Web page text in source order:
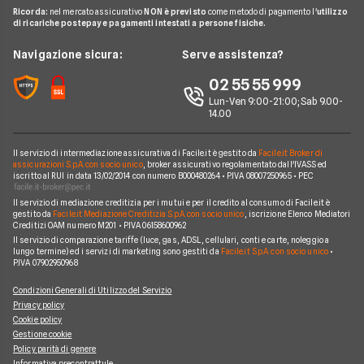
Noleggio Lungo Termine
News
Chi siamo
Perché scegliere Facile.it
Mappa del sito
Offerte SIM solo dati
Offerte PosteMobile
Offerte Iliad
Offerte Ho Mobile
Offerte Very Mobile
Offerte Coop Voce
Compagnie Telefoniche
Notizie Telefonia
Argomenti in evidenza Telefonia
Cambiare operatore telefonico
Ricorda: nel mercato assicurativoNON è previsto come metodo di pagamento l'utilizzo
di ricariche postepay e pagamenti intestati a persone fisiche.
Navigazione sicura: Serve assistenza?
02 55 55 999
Lun-Ven 9:00-21:00; Sab 9.00-
14.00
Il servizio di intermediazione assicurativa di Facile.it è gestito da Facile.it Broker di
assicurazioni S.p.A. con socio unico, broker assicurativo regolamentato dall'IVASS ed
iscritto al RUI in data 13/02/2014 con numero B000480264 • P.IVA 08007250965 • PEC
Il servizio di mediazione creditizia per i mutui e per il credito al consumo di Facile.it è
gestito da Facile.it Mediazione Creditizia S.p.A. con socio unico, iscrizione Elenco Mediatori
Creditizi OAM numero M201 • P.IVA 06158600962
Il servizio di comparazione tariffe (luce, gas, ADSL, cellulari, conti e carte, noleggio a
lungo termine) ed i servizi di marketing sono gestiti da Facile.it S.p.A. con socio unico•
P.IVA 07902950968
Condizioni Generali di Utilizzo del Servizio
Privacy policy
Cookie policy
Gestione cookie
Policy parità di genere